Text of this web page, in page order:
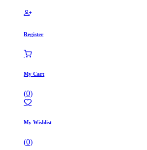
Register
My Cart
(0)
My Wishlist
(0)